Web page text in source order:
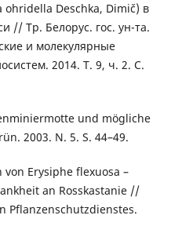
Deschka, Dimič) в
// Тр. Белорус. гос. ун-та.
и молекулярные
2014. Т. 9, ч. 2. С.
und mögliche
2003. N. 5. S. 44–49.
Erysiphe flexuosa –
an Rosskastanie //
Pflanzenschutzdienstes.